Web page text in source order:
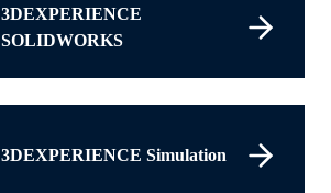
3DEXPERIENCE
SOLIDWORKS
3DEXPERIENCE Simulation